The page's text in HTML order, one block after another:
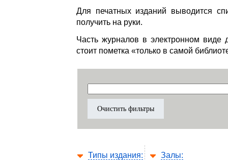
Для печатных изданий выводится
получить на руки.
Часть журналов в электронном виде
стоит пометка «только в самой
Типы издания: Залы: